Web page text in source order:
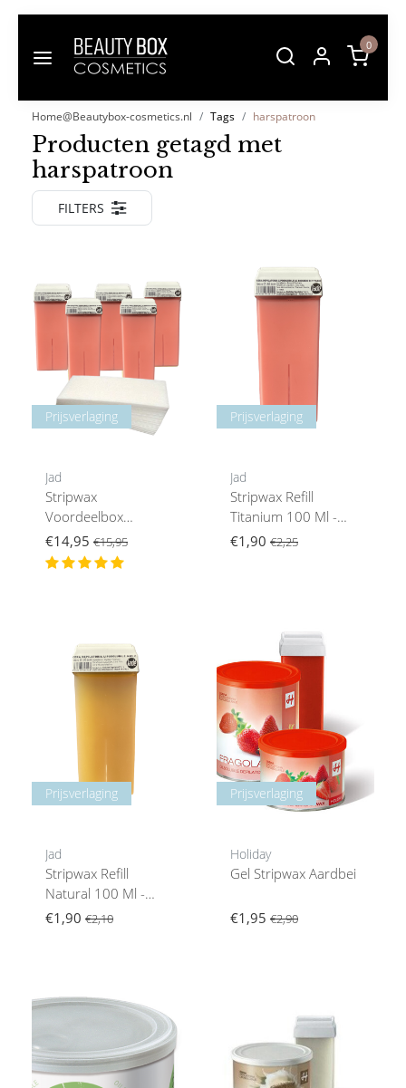
0
Home@Beautybox-cosmetics.nl Tags harspatroon
Producten getagd met
harspatroon
FILTERS
Prijsverlaging
Jad
Stripwax
Voordeelbox
Titanium
€14,95 €15,95
Prijsverlaging
Jad
Stripwax Refill
Titanium 100 Ml -
Gevoelige Huid
€1,90 €2,25
Prijsverlaging
Jad
Stripwax Refill
Natural 100 Ml -
Normale Huid
€1,90 €2,10
Prijsverlaging
Holiday
Gel Stripwax Aardbei
€1,95 €2,90